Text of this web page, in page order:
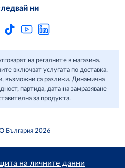
ни
на регалните в магазина.
включват услугата по доставка.
възможни са разлики. Динамична
партида, дата на замразяване
за продукта.
2026
на личните данни